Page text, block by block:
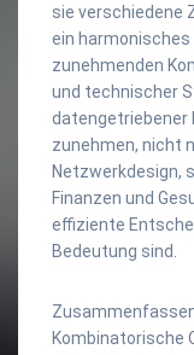
sie verschiedene
ein
zunehmenden
und technischer
datengetriebener
zunehmen, nicht
Netzwerkdesign,
Finanzen und
effiziente
Bedeutung sind.
Kombinatorische